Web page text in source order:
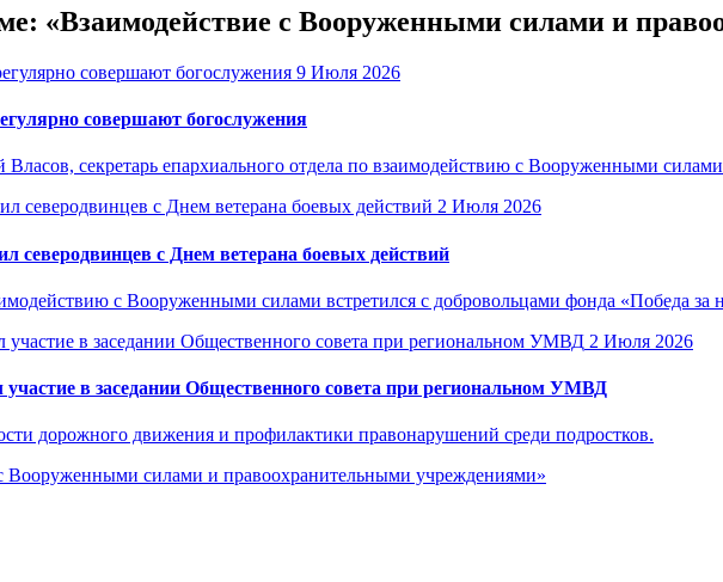
«Взаимодействие с Вооруженными силами и
9 Июля 2026
совершают богослужения
секретарь епархиального отдела по взаимодействию с Вооруженными
2 Июля 2026
северодвинцев с Днем ветерана боевых действий
с Вооруженными силами встретился с добровольцами фонда «Победа за
2 Июля 2026
в заседании Общественного совета при региональном УМВД
дорожного движения и профилактики правонарушений среди подростков.
Вооруженными силами и правоохранительными учреждениями»